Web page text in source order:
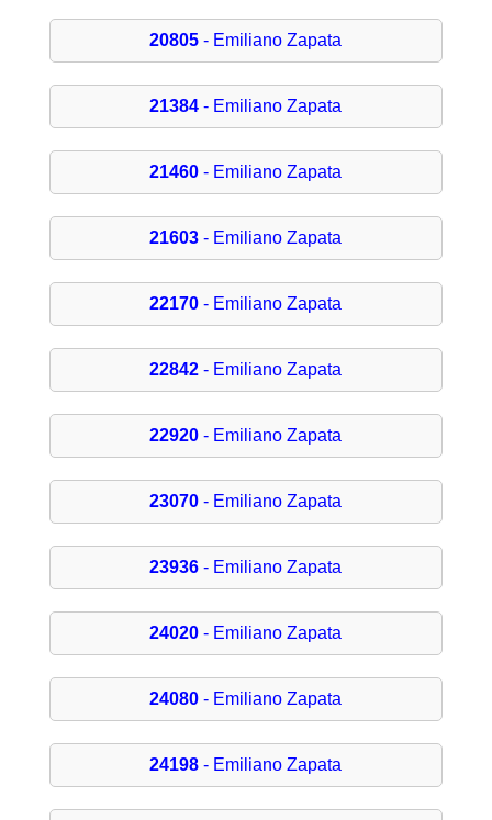
20805 - Emiliano Zapata
21384 - Emiliano Zapata
21460 - Emiliano Zapata
21603 - Emiliano Zapata
22170 - Emiliano Zapata
22842 - Emiliano Zapata
22920 - Emiliano Zapata
23070 - Emiliano Zapata
23936 - Emiliano Zapata
24020 - Emiliano Zapata
24080 - Emiliano Zapata
24198 - Emiliano Zapata